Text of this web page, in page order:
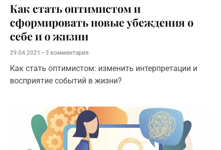
Как стать оптимистом и
сформировать новые убеждения о
себе и о жизни
29.04.2021 3 комментария
Как стать оптимистом: изменить интерпретации и
восприятие событий в жизни?